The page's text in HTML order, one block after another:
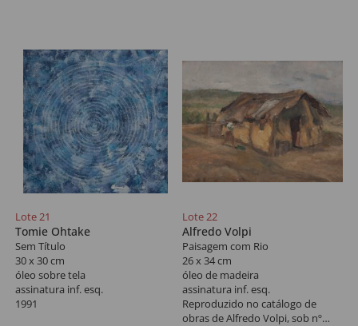
Lote 21
Tomie Ohtake
Sem Título
30 x 30 cm
óleo sobre tela
assinatura inf. esq.
1991
Lote 22
Alfredo Volpi
Paisagem com Rio
26 x 34 cm
óleo de madeira
assinatura inf. esq.
Reproduzido no catálogo de
obras de Alfredo Volpi, sob nº